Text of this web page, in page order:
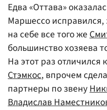
Едва «Оттава»
Маршессо исправился,
на себе все того же
большинство хозяева
На этот раз
Стэмкос, впрочем
партнеры по звену
Владислав